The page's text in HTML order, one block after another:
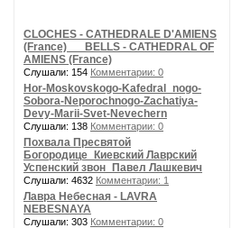
CLOCHES - CATHEDRALE D'AMIENS
(France) __ BELLS - CATHEDRAL OF
AMIENS (France)
Слушали: 154 Комментарии: 0
Hor-Moskovskogo-Kafedral_nogo-
Sobora-Neporochnogo-Zachatiya-
Devy-Marii-Svet-Nevechern
Слушали: 138 Комментарии: 0
Похвала Пресвятой
Богородице_Киевский Лаврский
Успенский звон_Павел Лашкевич
Слушали: 4632 Комментарии: 1
Лавра Небесная - LAVRA
NEBESNAYA
Слушали: 303 Комментарии: 0